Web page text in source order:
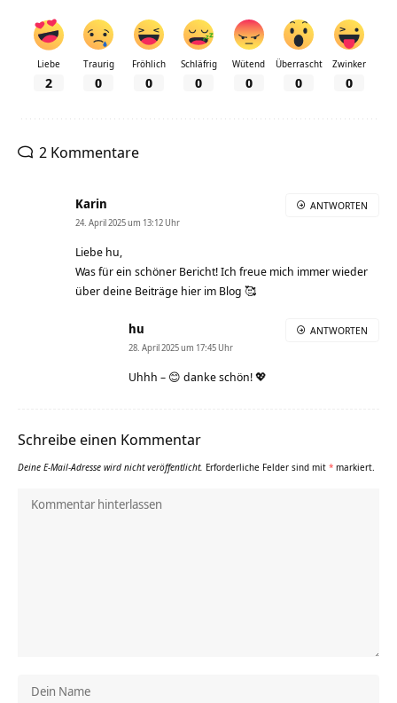
Liebe
2
Traurig
0
Fröhlich
0
Schläfrig
0
Wütend
0
Überrascht
0
Zwinker
0
2 Kommentare
Karin
24. April 2025 um 13:12 Uhr
Liebe hu,
Was für ein schöner Bericht! Ich freue mich immer wieder
über deine Beiträge hier im Blog 🥰
ANTWORTEN
hu
28. April 2025 um 17:45 Uhr
Uhhh – 😊 danke schön! 💖
ANTWORTEN
Schreibe einen Kommentar
Deine E-Mail-Adresse wird nicht veröffentlicht. Erforderliche Felder sind mit * markiert.